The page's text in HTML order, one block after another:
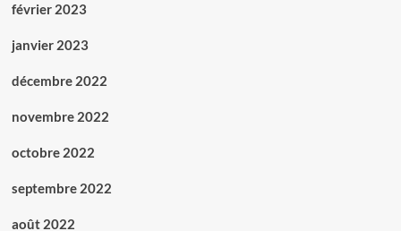
février 2023
janvier 2023
décembre 2022
novembre 2022
octobre 2022
septembre 2022
août 2022